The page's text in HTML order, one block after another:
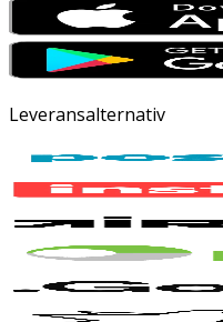
Leveransalternativ